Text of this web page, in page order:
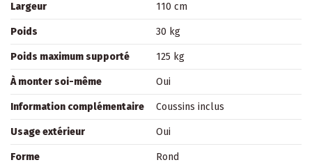
Largeur 110 cm
Poids 30 kg
Poids maximum supporté 125 kg
À monter soi-même Oui
Information complémentaire Coussins inclus
Usage extérieur Oui
Forme Rond